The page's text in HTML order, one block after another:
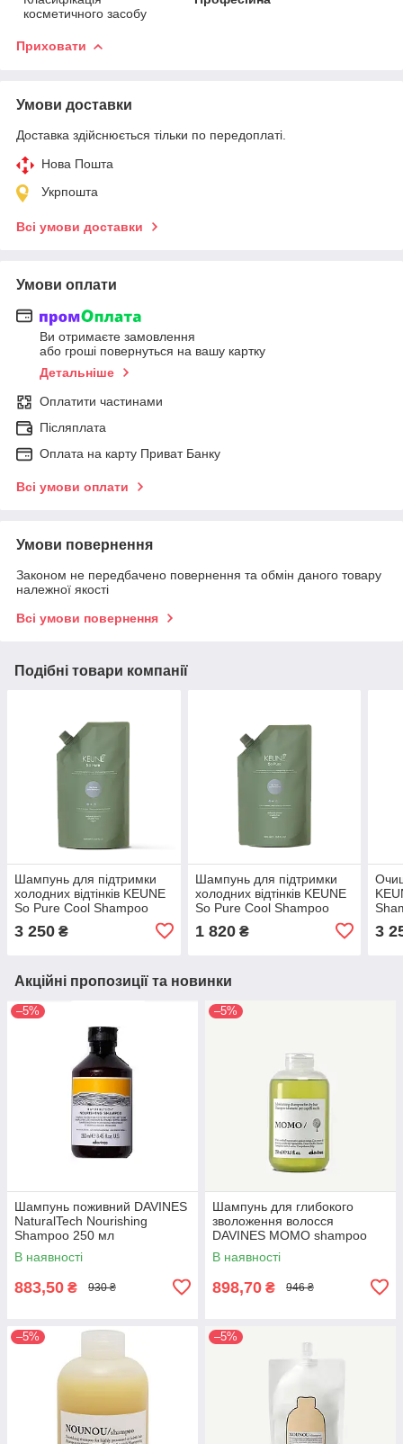
косметичного засобу
Приховати
Умови доставки
Доставка здійснюється тільки по передоплаті.
Нова Пошта
Укрпошта
Всі умови доставки
Умови оплати
Ви отримаєте замовлення
або гроші повернуться на вашу картку
Детальніше
Оплатити частинами
Післяплата
Оплата на карту Приват Банку
Всі умови оплати
Умови повернення
Законом не передбачено повернення та обмін даного товару
належної якості
Всі умови повернення
Подібні товари компанії
Шампунь для підтримки
холодних відтінків KEUNE
So Pure Cool Shampoo
3 250 ₴
Шампунь для підтримки
холодних відтінків KEUNE
So Pure Cool Shampoo
1 820₴ 3
Акційні пропозиції та новинки
–5%
Шампунь поживний DAVINES
NaturalTech Nourishing
Shampoo 250 мл
В наявності
883,50 ₴ 930 ₴
–5%
Шампунь для глибокого
зволоження волосся
DAVINES MOMO shampoo
250 мл
В наявності
898,70 ₴ 946 ₴
–5% –5%